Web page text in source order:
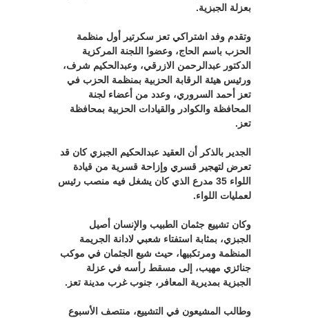
بعزلة الجبزية.
وتقدم وفد اشتراكي تعز سكرتير أول منظمة
الحزب باسم الحاج، وعضوا اللجنة المركزية
الدكتور عبدالرحمن الازرقي، وعبدالحكيم شرف،
ورئيس هيئة الرقابة الحزبية بمنظمة الحزب في
تعز أحمد السروري، وعدد من أعضاء لجنة
المحافظة والكوادر والقيادات الحزبية بمحافظة
تعز.
الجدير بالذكر أن العقيد عبدالحكيم الجبزي كان قد
تعرض لتهجير قسري وإزاحة قسرية من قيادة
اللواء 35 مدرع الذي كان يشغل فيه منصب رئيس
لعمليات اللواء.
وكان تشييع جثمان الطبيب والإنسان أصيل
الجبزي، بمثابة استفتاء شعبي لادانة الجريمة
المنظمة ومرتكبيها، حيث شيع الجثمان في موكب
جنائزي مهيب، إلى مسقط رأسه في عزلة
الجبزية بمديرية المعافر، جنوب غرب مدينة تعز.
وطالب المشيعون في التشييع، منتصف الأسبوع